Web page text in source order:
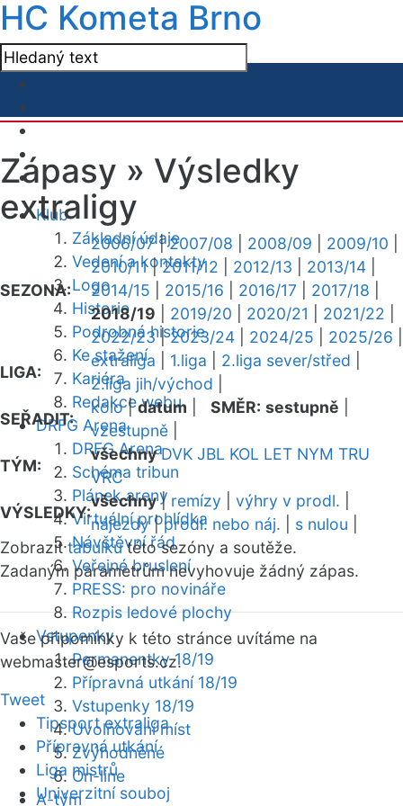
HC Kometa Brno
Klub
Základní údaje
Vedení a kontakty
Logo
Historie
Podrobná historie
Ke stažení
Kariéra
Redakce webu
DRFG Arena
DRFG Arena
Schéma tribun
Plánek areny
Virtuální prohlídka
Návštěvní řád
Veřejné bruslení
PRESS: pro novináře
Rozpis ledové plochy
Vstupenky
Permanentky 18/19
Přípravná utkání 18/19
Vstupenky 18/19
Uvolňování míst
Zvýhodněné
On-line
A-tým
Zápasy » Výsledky
extraligy
SEZONA:
2006/07|2007/08 2008/09 2009/10
2010/11|2011/12 2012/13 2013/14
2014/15
2015/16 2016/17 2017/18
2018/19
2019/20 2020/21 2021/22
2022/23|2023/24 2024/25 2025/26
LIGA:
extraliga 1.liga 2.liga sever/střed
2.liga jih/východ
SEŘADIT:
kolo|datum SMĚR: sestupně
vzestupně
TÝM:
všechny DVK JBL KOL LET NYM TRU
VRC
VÝSLEDKY:
všechny| remízy výhry v prodl.
nájezdy|prodl. nebo náj. s nulou
Zobrazittabulkutéto sezóny a soutěže.
Zadaným parametrům nevyhovuje žádný zápas.
Vaše připomínky k této stránce uvítáme na
webmaster@esports.cz.
Tweet
Tipsport extraliga
Přípravná utkání
Liga mistrů
Univerzitní souboj